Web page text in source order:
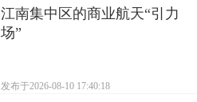
江南集中区的商业航天“引力
场”
发布于2026-08-10 17:40:18